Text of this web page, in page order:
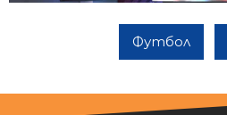
Футбол